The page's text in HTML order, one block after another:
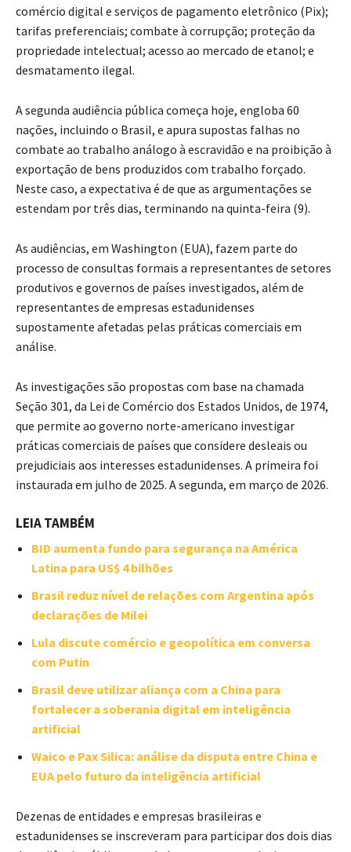
comércio digital e serviços de pagamento eletrônico (Pix);
tarifas preferenciais; combate à corrupção; proteção da
propriedade intelectual; acesso ao mercado de etanol; e
desmatamento ilegal.
A segunda audiência pública começa hoje, engloba 60
nações, incluindo o Brasil, e apura supostas falhas no
combate ao trabalho análogo à escravidão e na proibição à
exportação de bens produzidos com trabalho forçado.
Neste caso, a expectativa é de que as argumentações se
estendam por três dias, terminando na quinta-feira (9).
As audiências, em Washington (EUA), fazem parte do
processo de consultas formais a representantes de setores
produtivos e governos de países investigados, além de
representantes de empresas estadunidenses
supostamente afetadas pelas práticas comerciais em
análise.
As investigações são propostas com base na chamada
Seção 301, da Lei de Comércio dos Estados Unidos, de 1974,
que permite ao governo norte-americano investigar
práticas comerciais de países que considere desleais ou
prejudiciais aos interesses estadunidenses. A primeira foi
instaurada em julho de 2025. A segunda, em março de 2026.
LEIA TAMBÉM
BID aumenta fundo para segurança na América
Latina para US$ 4 bilhões
Brasil reduz nível de relações com Argentina após
declarações de Milei
Lula discute comércio e geopolítica em conversa
com Putin
Brasil deve utilizar aliança com a China para
fortalecer a soberania digital em inteligência
artificial
Waico e Pax Silica: análise da disputa entre China e
EUA pelo futuro da inteligência artificial
Dezenas de entidades e empresas brasileiras e
estadunidenses se inscreveram para participar dos dois dias